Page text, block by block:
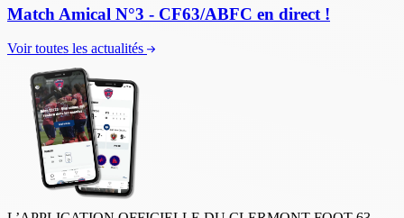
Match Amical N°3 - CF63/ABFC en direct !
Voir toutes les actualités